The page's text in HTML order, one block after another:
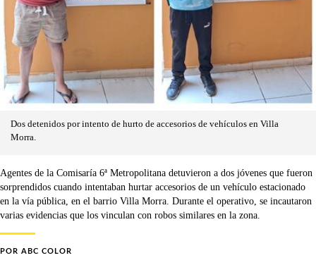
Dos detenidos por intento de hurto de accesorios de vehículos en Villa
Morra.
Agentes de la Comisaría 6ª Metropolitana detuvieron a dos jóvenes que fueron
sorprendidos cuando intentaban hurtar accesorios de un vehículo estacionado
en la vía pública, en el barrio Villa Morra. Durante el operativo, se incautaron
varias evidencias que los vinculan con robos similares en la zona.
POR ABC COLOR